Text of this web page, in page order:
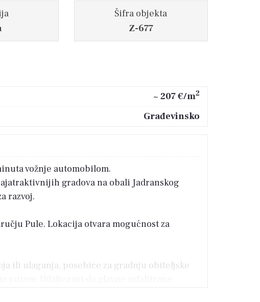
Šifra objekta
Z-677
~ 207 €/m2
Građevinsko
vožnje automobilom.
gradova na obali Jadranskog
razvoj.
Pule. Lokacija otvara mogućnost za
ili ulaganja, posebice za gradnju obiteljske
Udaljenost do glavne asfaltirane